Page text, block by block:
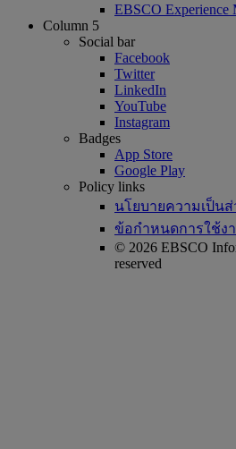
EBSCO Experience
Column 5
Social bar
Facebook
Twitter
LinkedIn
YouTube
Instagram
Badges
App Store
Google Play
Policy links
นโยบายความเป็น
ข้อกำหนดการใช้ง
© 2026 EBSCO
reserved